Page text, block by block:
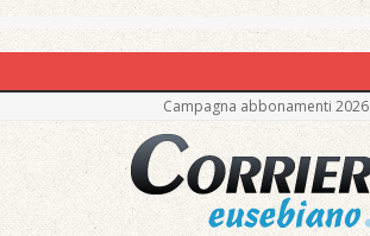
Campagna abbonamenti 2026